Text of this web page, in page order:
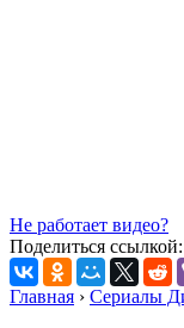
Не работает видео?
Поделиться ссылкой:
Главная › Сериалы